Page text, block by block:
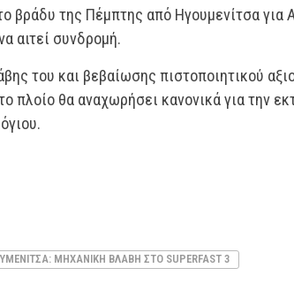
βράδυ της Πέμπτης από Ηγουμενίτσα για
αιτεί συνδρομή.
του και βεβαίωσης πιστοποιητικού
πλοίο θα αναχωρήσει κανονικά για την
ΜΗΧΑΝΙΚΉ ΒΛΆΒΗ ΣΤΟ SUPERFAST 3